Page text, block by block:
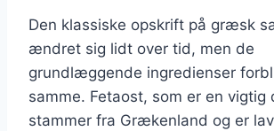
Den klassiske opskrift på græsk
ændret sig lidt over tid, men de
grundlæggende ingredienser
samme. Fetaost, som er en vigtig
stammer fra Grækenland og er